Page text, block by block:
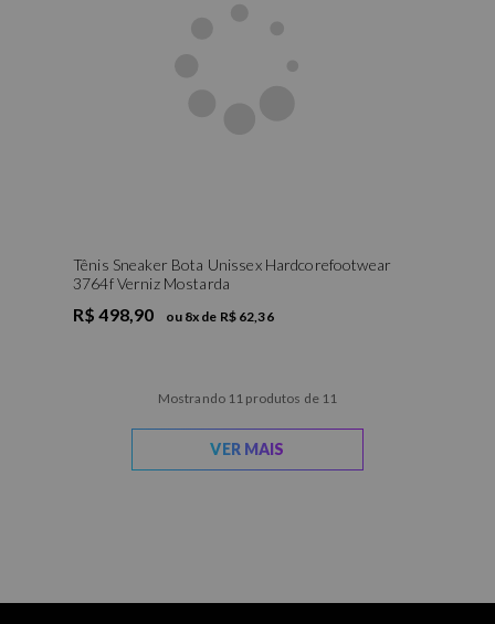
Tênis Sneaker Bota Unissex Hardcorefootwear
3764f Verniz Mostarda
R$ 498,90 ou 8x de R$ 62,36
Mostrando 11 produtos de 11
VER MAIS